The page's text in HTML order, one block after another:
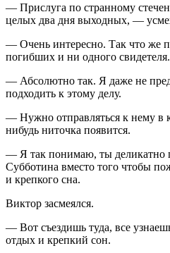
— Прислуга по странному
целых два дня выходных, —
— Очень интересно. Так что же
погибших и ни одного свидетеля.
— Абсолютно так. Я даже не
подходить к этому делу.
— Нужно отправляться к нему в
нибудь ниточка появится.
— Я так понимаю, ты деликатно
Субботина вместо того чтобы
и крепкого сна.
Виктор засмеялся.
— Вот съездишь туда, все
отдых и крепкий сон.